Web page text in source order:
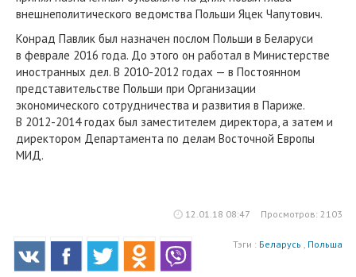
внешнеполитического ведомства Польши Яцек Чапутович.
Конрад Павлик был назначен послом Польши в Беларуси
в феврале 2016 года. До этого он работал в Министерстве
иностранных дел. В 2010-2012 годах — в Постоянном
представительстве Польши при Организации
экономического сотрудничества и развития в Париже.
В 2012-2014 годах был заместителем директора, а затем и
директором Департамента по делам Восточной Европы
МИД.
12.01.18 08:47 Просмотров: 2103
Тэги : Беларусь , Польша